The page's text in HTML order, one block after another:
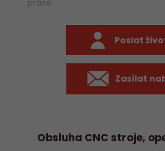
práce
Poslat
Zasílat
Obsluha CNC stroje,